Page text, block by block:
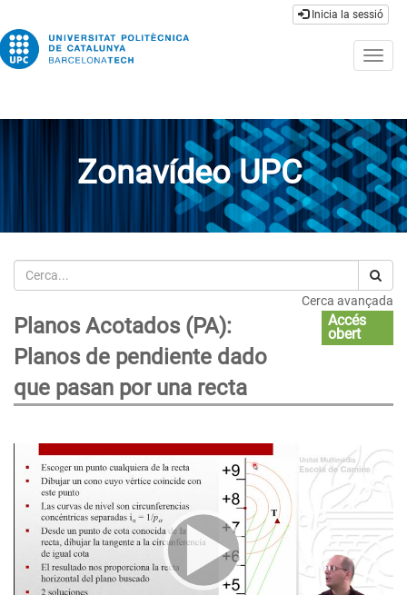
Inicia la sessió
Zonavídeo UPC
Cerca
Cerca avançada
Planos Acotados (PA):
Planos de pendiente dado
que pasan por una recta
Accés
obert